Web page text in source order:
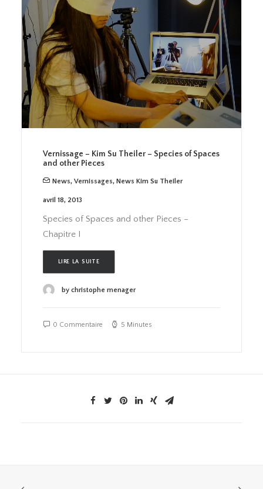
Vernissage – Kim Su Theiler – Species of Spaces
and other Pieces
News, Vernissages, News Kim Su Theiler
avril 18, 2013
Species of Spaces and other Pieces –
Chapitre I
LIRE LA SUITE
by christophe menager
0 Commentaire 5 Minutes